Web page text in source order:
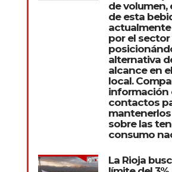
de volumen,
de esta
por el
alternativa
alcance en
local.
información
contactos
sobre las
consumo
La Rioja